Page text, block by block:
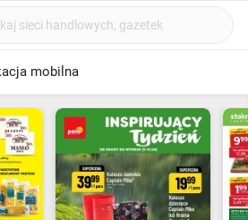
mobilna